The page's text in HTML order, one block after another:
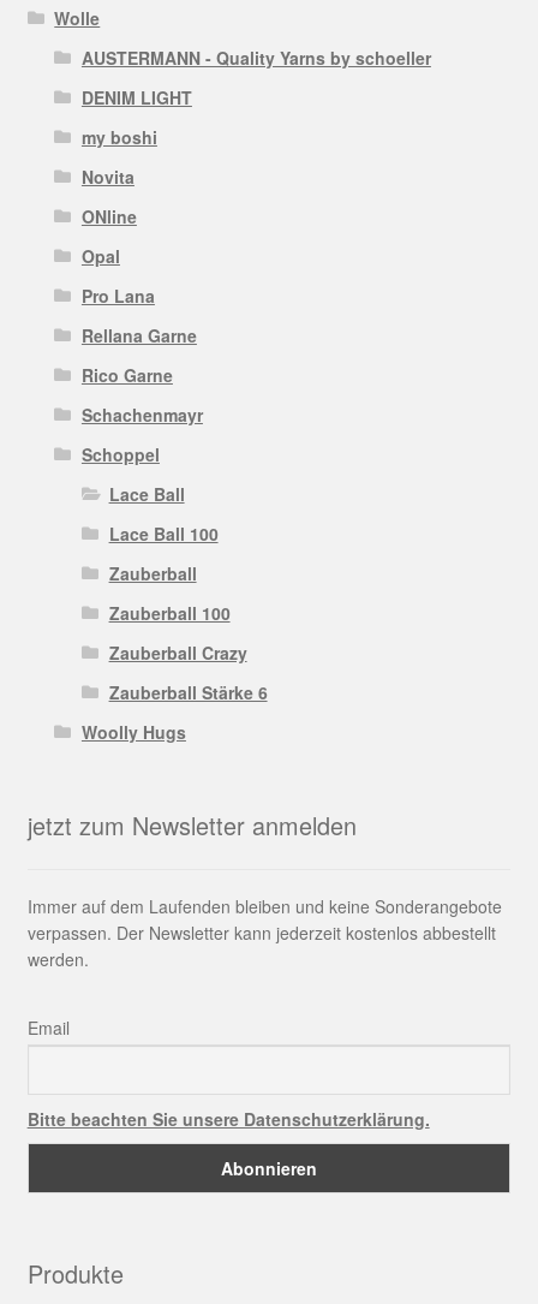
Wolle
AUSTERMANN - Quality Yarns by schoeller
DENIM LIGHT
my boshi
Novita
ONline
Opal
Pro Lana
Rellana Garne
Rico Garne
Schachenmayr
Schoppel
Lace Ball
Lace Ball 100
Zauberball
Zauberball 100
Zauberball Crazy
Zauberball Stärke 6
Woolly Hugs
jetzt zum Newsletter anmelden
Immer auf dem Laufenden bleiben und keine Sonderangebote
verpassen. Der Newsletter kann jederzeit kostenlos abbestellt
werden.
Email
Bitte beachten Sie unsere Datenschutzerklärung.
Produkte